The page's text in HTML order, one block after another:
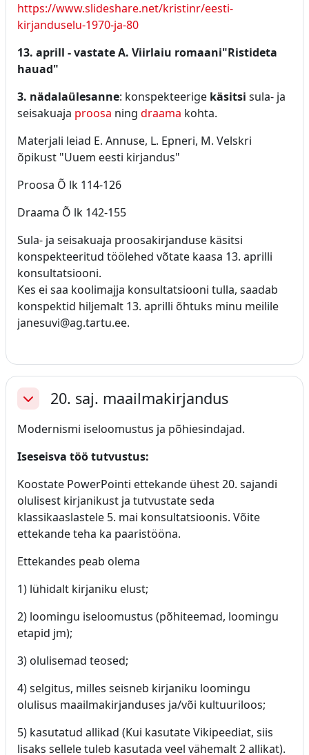
https://www.slideshare.net/kristinr/eesti-
kirjanduselu-1970-ja-80
13. aprill - vastate A. Viirlaiu romaani"Ristideta
hauad"
3. nädalaülesanne: konspekteerige käsitsi sula- ja
seisakuaja proosa ning draama kohta.
Materjali leiad E. Annuse, L. Epneri, M. Velskri
õpikust "Uuem eesti kirjandus"
Proosa Õ lk 114-126
Draama Õ lk 142-155
Sula- ja seisakuaja proosakirjanduse käsitsi
konspekteeritud töölehed võtate kaasa 13. aprilli
konsultatsiooni.
Kes ei saa koolimajja konsultatsiooni tulla, saadab
konspektid hiljemalt 13. aprilli õhtuks minu meilile
janesuvi@ag.tartu.ee.
Ahenda20. saj. maailmakirjandus
Modernismi iseloomustus ja põhiesindajad.
Iseseisva töö tutvustus:
Koostate PowerPointi ettekande ühest 20. sajandi
olulisest kirjanikust ja tutvustate seda
klassikaaslastele 5. mai konsultatsioonis. Võite
ettekande teha ka paaristööna.
Ettekandes peab olema
1) lühidalt kirjaniku elust;
2) loomingu iseloomustus (põhiteemad, loomingu
etapid jm);
3) olulisemad teosed;
4) selgitus, milles seisneb kirjaniku loomingu
olulisus maailmakirjanduses ja/või kultuuriloos;
5) kasutatud allikad (Kui kasutate Vikipeediat, siis
lisaks sellele tuleb kasutada veel vähemalt 2 allikat).